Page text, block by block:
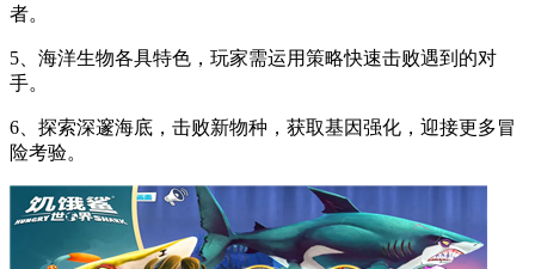
者。
5、海洋生物各具特色，玩家需运用策略快速击败遇到的对
手。
6、探索深邃海底，击败新物种，获取基因强化，迎接更多冒
险考验。